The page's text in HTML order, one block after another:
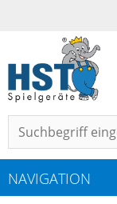
NAVIGATION